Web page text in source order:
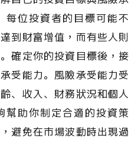
每位投資者的目標可能不
到財富增值，而有些人則
確定你的投資目標後，接
受能力。風險承受能力受
、收入、財務狀況和個人
幫助你制定合適的投資策
避免在市場波動時出現過